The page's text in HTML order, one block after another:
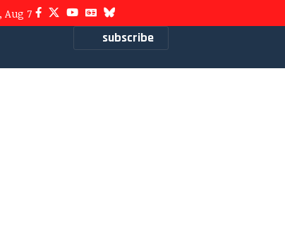
Aug 7
subscribe